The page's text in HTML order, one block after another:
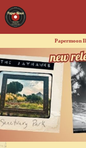
Papermoon